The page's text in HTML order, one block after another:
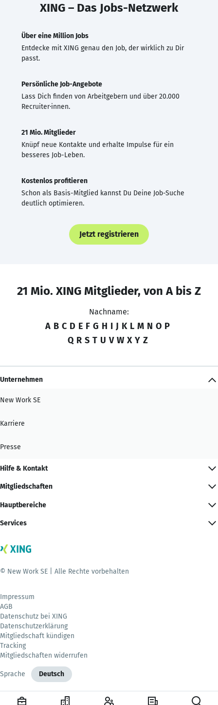
XING – Das Jobs-Netzwerk
Über eine Million Jobs
Entdecke mit XING genau den Job, der wirklich zu Dir
passt.
Persönliche Job-Angebote
Lass Dich finden von Arbeitgebern und über 20.000
Recruiter·innen.
21 Mio. Mitglieder
Knüpf neue Kontakte und erhalte Impulse für ein
besseres Job-Leben.
Kostenlos profitieren
Schon als Basis-Mitglied kannst Du Deine Job-Suche
deutlich optimieren.
Jetzt registrieren
21 Mio. XING Mitglieder, von A bis Z
Nachname:
A B C D E F G H I J K L M N O P
Q R S T U V W X Y Z
Unternehmen
New Work SE
Karriere
Presse
Hilfe & Kontakt
Mitgliedschaften
Hauptbereiche
Services
© New Work SE | Alle Rechte vorbehalten
Impressum
AGB
Datenschutz bei XING
Datenschutzerklärung
Mitgliedschaft kündigen
Tracking
Mitgliedschaften widerrufen
Sprache Deutsch